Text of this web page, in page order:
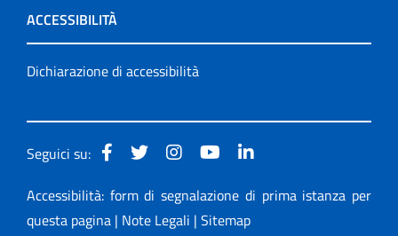
ACCESSIBILITÀ
Dichiarazione di accessibilità
Seguici su:
Accessibilità: form di segnalazione di prima istanza per
questa pagina | Note Legali | Sitemap